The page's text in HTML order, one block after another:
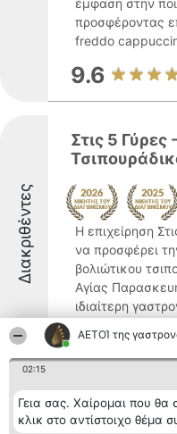
ΑΕΤΟΊ της
02:15
Γεια σας. Χαίρομαι που
κλικ στο αντίστοιχο θέμα
έμφαση στην
προσφέροντας
freddo
9.6
Διακριθέντες
Στις 5 Γύρες
Η επιχείρηση
να προσφέρει
βολιώτικου
Αγίας
ιδιαίτερη
της παράδοσης